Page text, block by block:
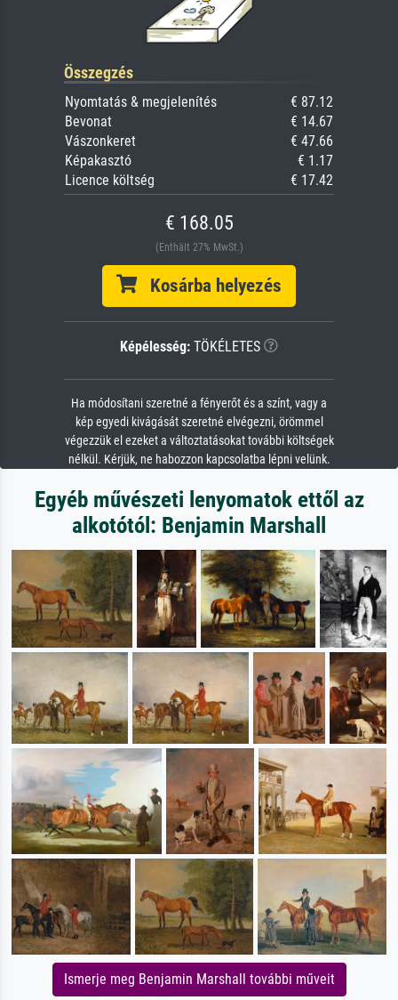
Összegzés
Nyomtatás & megjelenítés
€ 87.12
Bevonat
€ 14.67
Vászonkeret
€ 47.66
Képakasztó
€ 1.17
Licence költség
€ 17.42
€ 168.05
(Enthält 27% MwSt.)
Kosárba helyezés
Képélesség: TÖKÉLETES
Ha módosítani szeretné a fényerőt és a színt, vagy a
kép egyedi kivágását szeretné elvégezni, örömmel
végezzük el ezeket a változtatásokat további költségek
nélkül. Kérjük, ne habozzon kapcsolatba lépni velünk.
Egyéb művészeti lenyomatok ettől az
alkotótól: Benjamin Marshall
Ismerje meg Benjamin Marshall további műveit